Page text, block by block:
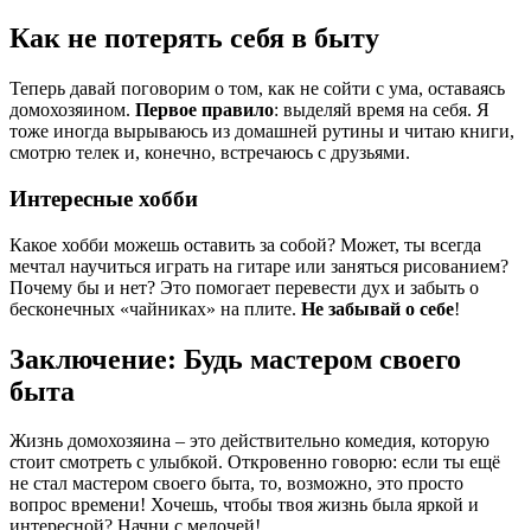
Как не потерять себя в быту
Теперь давай поговорим о том, как не сойти с ума, оставаясь
домохозяином. Первое правило: выделяй время на себя. Я
тоже иногда вырываюсь из домашней рутины и читаю книги,
смотрю телек и, конечно, встречаюсь с друзьями.
Интересные хобби
Какое хобби можешь оставить за собой? Может, ты всегда
мечтал научиться играть на гитаре или заняться рисованием?
Почему бы и нет? Это помогает перевести дух и забыть о
бесконечных «чайниках» на плите. Не забывай о себе!
Заключение: Будь мастером своего
быта
Жизнь домохозяина – это действительно комедия, которую
стоит смотреть с улыбкой. Откровенно говорю: если ты ещё
не стал мастером своего быта, то, возможно, это просто
вопрос времени! Хочешь, чтобы твоя жизнь была яркой и